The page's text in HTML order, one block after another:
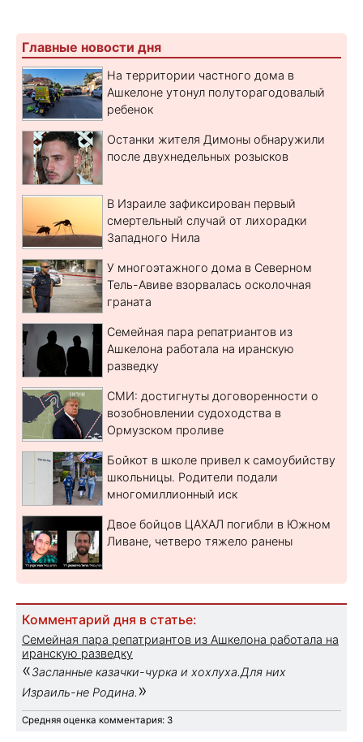
Главные новости дня
На территории частного дома в
Ашкелоне утонул полуторагодовалый
ребенок
Останки жителя Димоны обнаружили
после двухнедельных розысков
В Израиле зафиксирован первый
смертельный случай от лихорадки
Западного Нила
У многоэтажного дома в Северном
Тель-Авиве взорвалась осколочная
граната
Семейная пара репатриантов из
Ашкелона работала на иранскую
разведку
СМИ: достигнуты договоренности о
возобновлении судоходства в
Ормузском проливе
Бойкот в школе привел к самоубийству
школьницы. Родители подали
многомиллионный иск
Двое бойцов ЦАХАЛ погибли в Южном
Ливане, четверо тяжело ранены
Комментарий дня в статье:
Семейная пара репатриантов из Ашкелона работала на
иранскую разведку
«Засланные казачки-чурка и хохлуха.Для них
Израиль-не Родина. »
Средняя оценка комментария: 3